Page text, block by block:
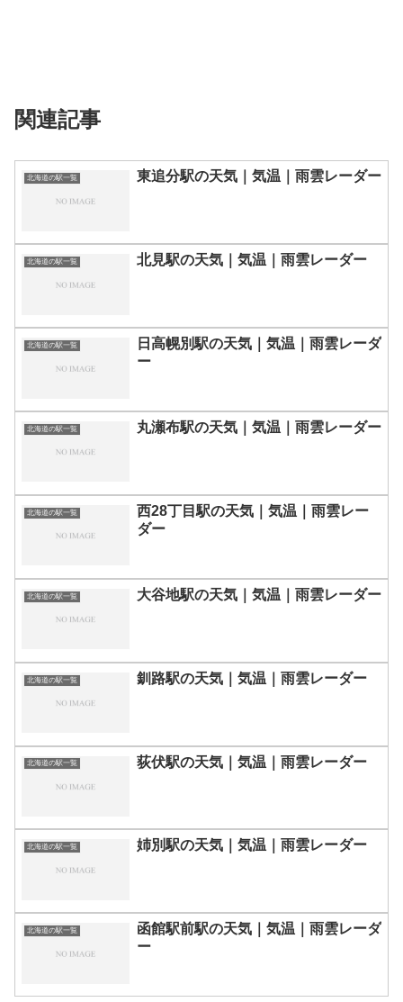
関連記事
北海道の駅一覧 東追分駅の天気｜気温｜雨雲レーダー
北海道の駅一覧 北見駅の天気｜気温｜雨雲レーダー
北海道の駅一覧
日高幌別駅の天気｜気温｜雨雲レーダ
ー
北海道の駅一覧 丸瀬布駅の天気｜気温｜雨雲レーダー
北海道の駅一覧
西28丁目駅の天気｜気温｜雨雲レー
ダー
北海道の駅一覧 大谷地駅の天気｜気温｜雨雲レーダー
北海道の駅一覧 釧路駅の天気｜気温｜雨雲レーダー
北海道の駅一覧 荻伏駅の天気｜気温｜雨雲レーダー
北海道の駅一覧 姉別駅の天気｜気温｜雨雲レーダー
北海道の駅一覧
函館駅前駅の天気｜気温｜雨雲レーダ
ー